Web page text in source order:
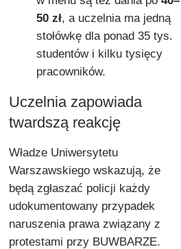
50 zł, a uczelnia ma jedną
stołówkę dla ponad 35 tys.
studentów i kilku tysięcy
pracowników.
Uczelnia zapowiada
twardszą reakcję
Władze Uniwersytetu
Warszawskiego wskazują, że
będą zgłaszać policji każdy
udokumentowany przypadek
naruszenia prawa związany z
protestami przy BUWBARZE.